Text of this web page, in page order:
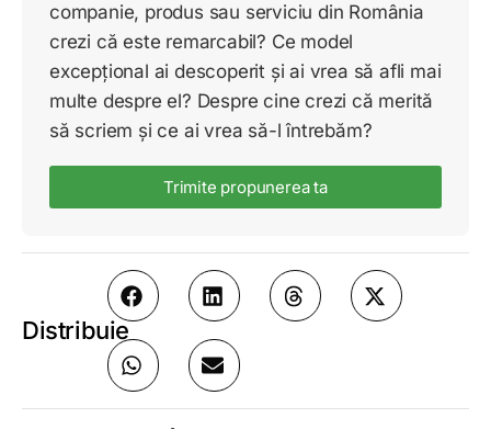
companie, produs sau serviciu din România
crezi că este remarcabil? Ce model
excepțional ai descoperit și ai vrea să afli mai
multe despre el? Despre cine crezi că merită
să scriem și ce ai vrea să-l întrebăm?
Trimite propunerea ta
Distribuie